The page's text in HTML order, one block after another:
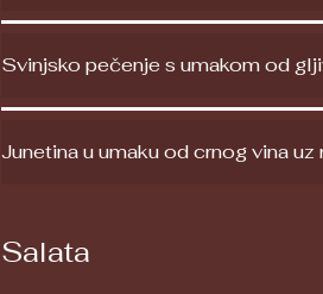
Svinjsko pečenje s umakom od
Junetina u umaku od crnog vina uz
Salata